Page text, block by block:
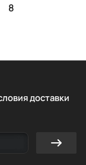
8
доставки